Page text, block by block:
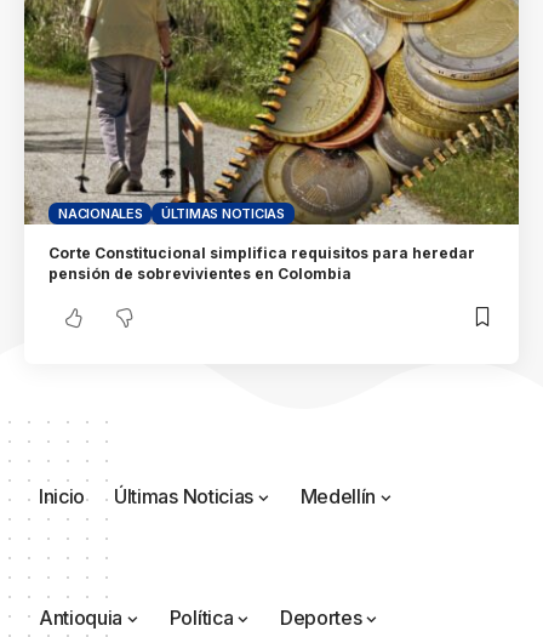
NACIONALES ÚLTIMAS NOTICIAS
Corte Constitucional simplifica requisitos para heredar
pensión de sobrevivientes en Colombia
Inicio Últimas Noticias Medellín
Antioquia Política Deportes